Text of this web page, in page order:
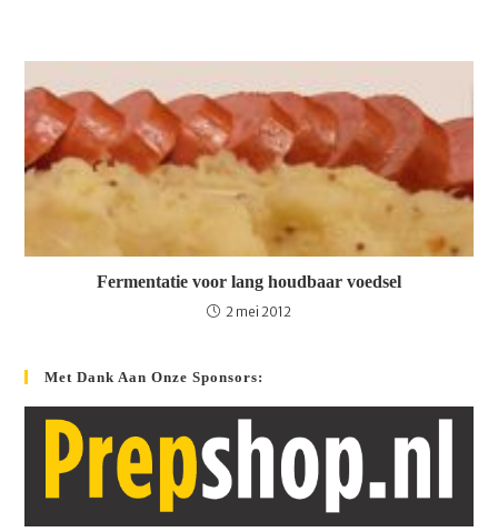
Fermentatie voor lang houdbaar voedsel
2 mei 2012
Met Dank Aan Onze Sponsors: